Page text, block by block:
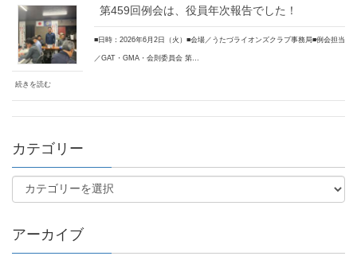
第459回例会は、役員年次報告でした！
■日時：2026年6月2日（火）■会場／うたづライオンズクラブ事務局■例会担当
／GAT・GMA・会則委員会 第…
続きを読む
カテゴリー
アーカイブ